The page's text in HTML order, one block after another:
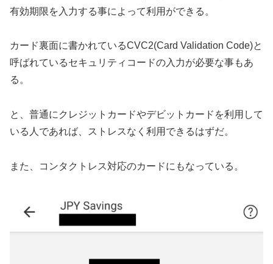
有効期限を入力する事によって利用ができる。
カード裏面に書かれているCVC2(Card Validation Code)と
呼ばれているセキュリティコードの入力が必要な事もあ
る。
と、普通にクレジットカードやデビットカードを利用して
いる人であれば、ストレスなく利用できるはずだ。
また、コンタクトレス対応のカードにもなっている。